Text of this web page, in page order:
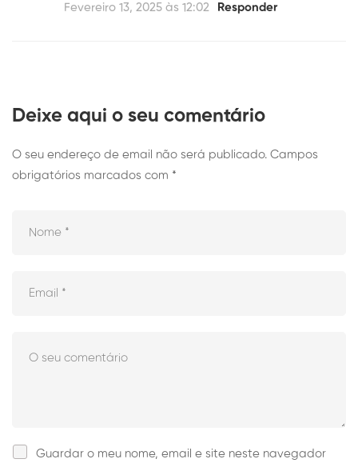
Fevereiro 13, 2025 às 12:02 Responder
Deixe aqui o seu comentário
O seu endereço de email não será publicado. Campos
obrigatórios marcados com *
Guardar o meu nome, email e site neste navegador